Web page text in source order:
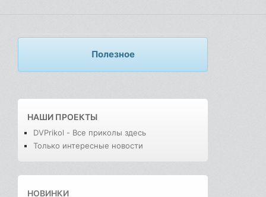
Полезное
НАШИ ПРОЕКТЫ
DVPrikol - Все приколы здесь
Только интересные новости
НОВИНКИ